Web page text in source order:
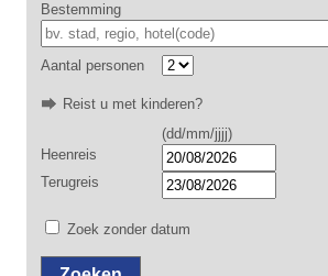
Bestemming
Aantal personen
Reist u met kinderen?
(dd/mm/jjjj)
Heenreis
Terugreis
Zoek zonder datum